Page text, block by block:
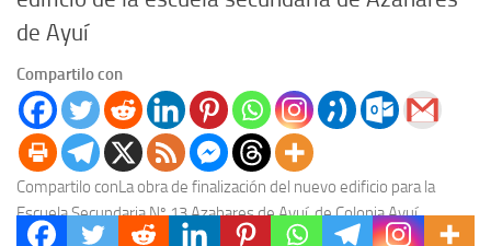
de Ayuí
Compartilo con
Compartilo conLa obra de finalización del nuevo edificio para la
Escuela Secundaria Nº 13 Azahares de Ayuí, de Colonia Ayuí,
departamento Concordia, es llevada a...